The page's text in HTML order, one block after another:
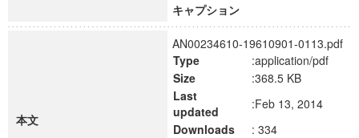
キャプション
本文
AN00234610-19610901-0113.pdf
Type
:application/pdf
Size
:368.5 KB
Last
updated
:Feb 13, 2014
Downloads
: 334